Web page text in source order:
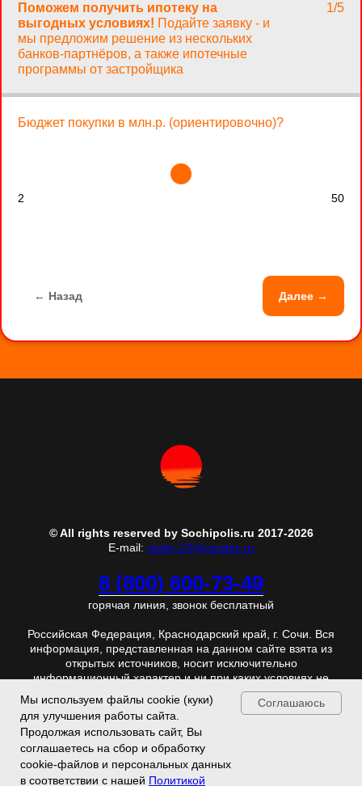
Поможем получить ипотеку на
выгодных условиях! Подайте заявку - и
мы предложим решение из нескольких
банков-партнёров, а также ипотечные
программы от застройщика
1/5
Бюджет покупки в млн.р. (ориентировочно)?
2 50
← Назад Далее →
© All rights reserved by Sochipolis.ru 2017-2026
E-mail: realty-23@yandex.ru
8 (800) 600-73-49
горячая линия, звонок бесплатный
Российская Федерация, Краснодарский край, г. Сочи. Вся
информация, представленная на данном сайте взята из
открытых источников, носит исключительно
информационный характер и ни при каких условиях не
является публичной офертой. Отправляя любую
персональную информацию с данной страницы, Вы
безусловно соглашаетесь сПолитикой конфиденциальности
Мы используем файлы cookie (куки)
для улучшения работы сайта.
Продолжая использовать сайт, Вы
соглашаетесь на сбор и обработку
cookie-файлов и персональных данных
в соответствии с нашей Политикой
Соглашаюсь